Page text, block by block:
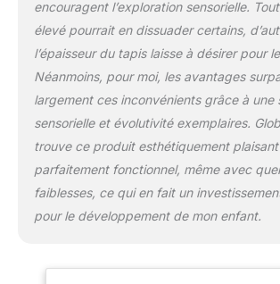
peuvent guider
l’apprentissage
développées
Accompagnez
bébé alors qu’il
fait ses dents,
commence à
bras et ses
roule, etc.
(cartes noires
encouragent l’exploration sensorielle.
élevé pourrait en dissuader certains,
l’épaisseur du tapis laisse à désirer pour
Néanmoins, pour moi, les avantages
largement ces inconvénients grâce à une
sensorielle et évolutivité exemplaires.
trouve ce produit esthétiquement
parfaitement fonctionnel, même avec
faiblesses, ce qui en fait un
pour le développement de mon enfant.